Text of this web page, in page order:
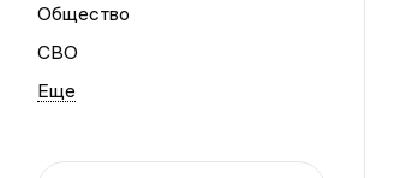
Общество
СВО